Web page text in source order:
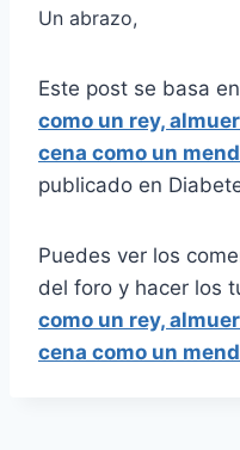
Un abrazo,
Este post se basa
como un rey,
cena como un
publicado en
Puedes ver los
del foro y hacer los
como un rey,
cena como un